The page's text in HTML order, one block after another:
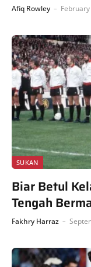
Afiq Rowley
SUKAN
Biar Betul
Tengah
Fakhry Harraz